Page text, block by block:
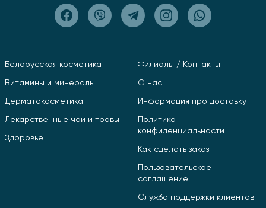
Белорусская косметика
Витамины и минералы
Дерматокосметика
Лекарственные чаи и травы
Здоровье
Филиалы / Контакты
О нас
Информация про доставку
Политика
конфиденциальности
Как сделать заказ
Пользовательское
соглашение
Служба поддержки клиентов